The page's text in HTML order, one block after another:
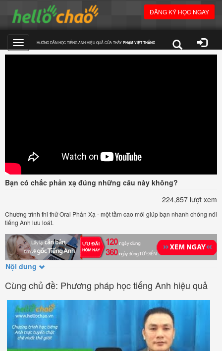
ĐĂNG KÝ HỌC NGAY
Toggle
HƯỚNG DẪN HỌC TIẾNG ANH HIỆU QUẢ CỦA THẦY PHẠM VIỆT THẮNG
Bạn có chắc phản xạ đúng những câu này không?
224,857 lượt xem
Chương trình thi thử Oral Phản Xạ - một tầm cao mới giúp bạn nhanh chóng nói
tiếng Anh lưu loát.
Nội dung
Cùng chủ đề: Phương pháp học tiếng Anh hiệu quả